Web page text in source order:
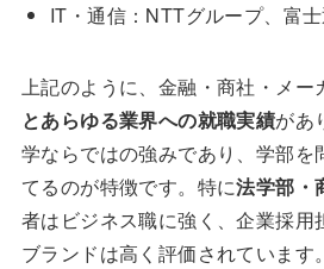
IT・通信：NTTグループ、富
上記のように、金融・商社・メー
とあらゆる業界への就職実績があ
学ならではの強みであり、学部を
てるのが特徴です。特に法学部・
者はビジネス職に強く、企業採用
ブランドは高く評価されています。